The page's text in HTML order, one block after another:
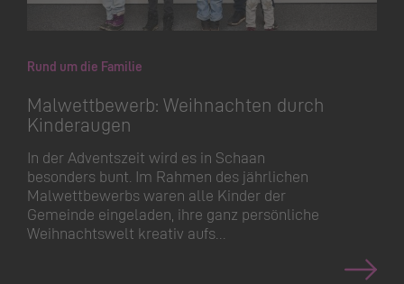
Rund um die Familie
Malwettbewerb: Weihnachten durch
Kinderaugen
In der Adventszeit wird es in Schaan
besonders bunt. Im Rahmen des jährlichen
Malwettbewerbs waren alle Kinder der
Gemeinde eingeladen, ihre ganz persönliche
Weihnachtswelt kreativ aufs…